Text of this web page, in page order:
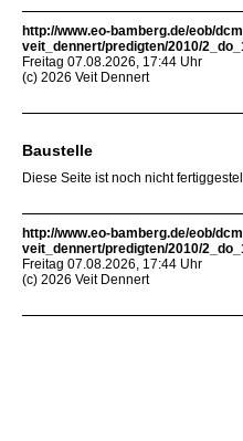
http://www.eo-bamberg.de/eob/
veit_dennert/predigten/2010/
Freitag 07.08.2026, 17:44 Uhr
(c) 2026 Veit Dennert
Baustelle
Diese Seite ist noch nicht
http://www.eo-bamberg.de/eob/
veit_dennert/predigten/2010/
Freitag 07.08.2026, 17:44 Uhr
(c) 2026 Veit Dennert